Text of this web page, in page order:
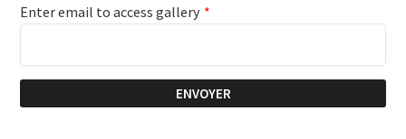
Enter email to access gallery *
ENVOYER